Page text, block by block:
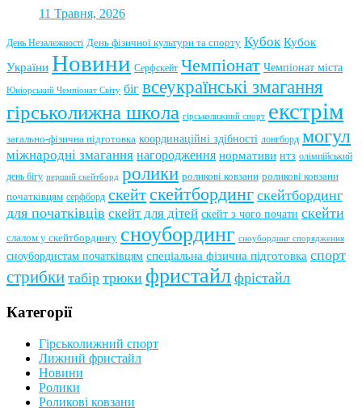
11 Травня, 2026
День Незалежності День фізичної культури та спорту Кубок Кубок
України Новини Серфскейт Чемпіонат Чемпіонат міста
Юніорський Чемпіонат Світу біг всеукраїнські змагання
гірськолижна школа гірськолижний спорт екстрім
загально-фізична підготовка координаційні здібності лонгборд могул
міжнародні змагання нагородження нормативи нтз олімпійський
день бігу перший скейтборд ролики роликові ковзани роликові ковзани
початківцям серфборд скейтскейтбординг скейтбординг
для початківців скейт для дітей скейт з чого почати скейти
слалом у скейтбордингу сноубординг сноубординг спорядження
сноубордистам початківцям спеціальна фізична підготовка спорт
стрибки табір трюки фристайл фрістайл
Категорії
Гірськолижний спорт
Лижний фристайл
Новини
Ролики
Роликові ковзани